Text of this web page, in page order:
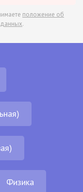
положение об
.
Физика